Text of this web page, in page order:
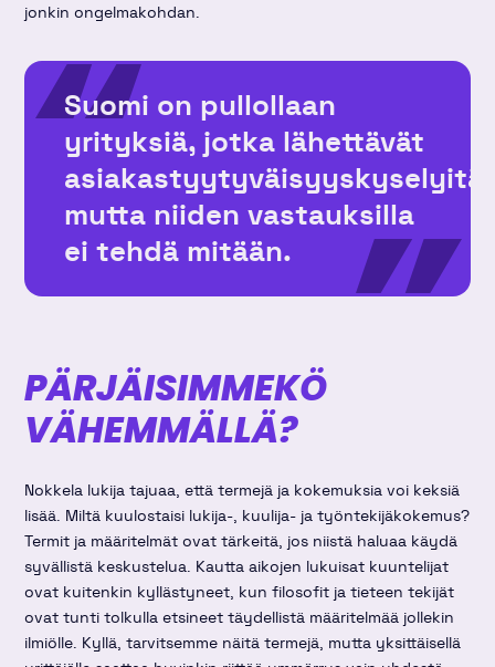
jonkin ongelmakohdan.
Suomi on pullollaan
yrityksiä, jotka lähettävät
asiakastyytyväisyyskyselyitä,
mutta niiden vastauksilla
ei tehdä mitään.
PÄRJÄISIMMEKÖ
VÄHEMMÄLLÄ?
Nokkela lukija tajuaa, että termejä ja kokemuksia voi keksiä
lisää. Miltä kuulostaisi lukija-, kuulija- ja työntekijäkokemus?
Termit ja määritelmät ovat tärkeitä, jos niistä haluaa käydä
syvällistä keskustelua. Kautta aikojen lukuisat kuuntelijat
ovat kuitenkin kyllästyneet, kun filosofit ja tieteen tekijät
ovat tunti tolkulla etsineet täydellistä määritelmää jollekin
ilmiölle. Kyllä, tarvitsemme näitä termejä, mutta yksittäisellä